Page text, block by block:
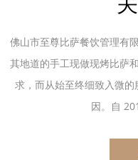
佛山市至尊比萨餐饮管理有
其地道的手工现做现烤比萨
求，而从始至终细致入微
因。自